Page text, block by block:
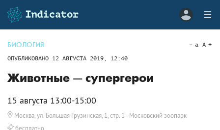
БИОЛОГИЯ
ОПУБЛИКОВАНО 12 АВГУСТА 2019, 12:40
a A
Животные — супергерои
15 августа 13:00-15:00
Москва, ул. Большая Грузинская, 1, стр. 1 - Московский зоопарк
бесплатно